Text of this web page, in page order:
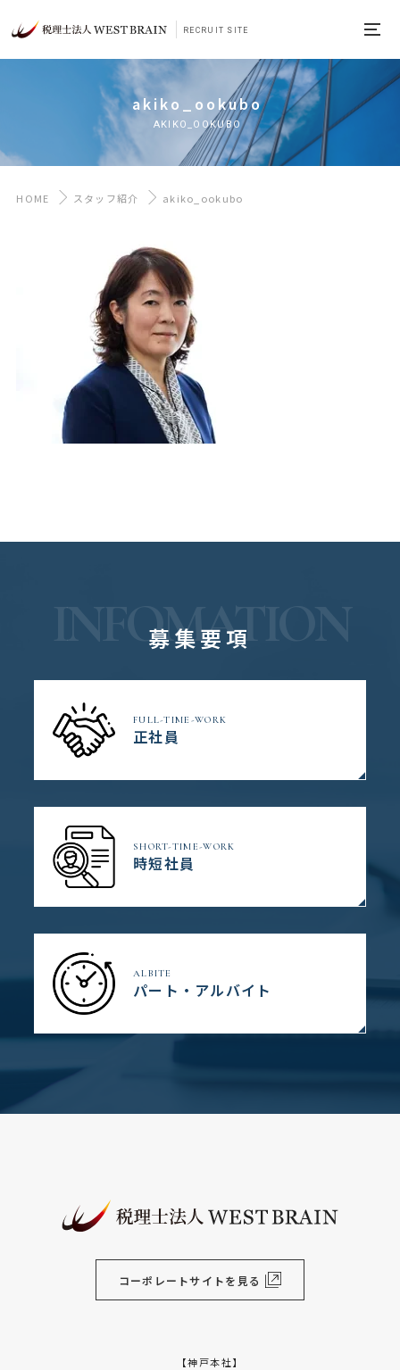
RECRUIT SITE
akiko_ookubo
AKIKO_OOKUBO
HOME スタッフ紹介 akiko_ookubo
INFOMATION
募集要項
FULL-TIME-WORK
正社員
SHORT-TIME-WORK
時短社員
ALBITE
パート・アルバイト
コーポレートサイトを見る
【神戸本社】